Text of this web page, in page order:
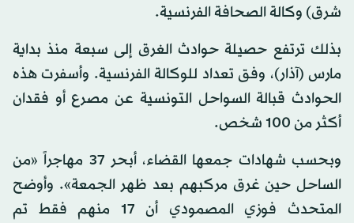
شرق) وكالة الصحافة الفرنسية.
بذلك ترتفع حصيلة حوادث الغرق إلى سبعة منذ بداية
مارس (آذار)، وفق تعداد للوكالة الفرنسية. وأسفرت هذه
الحوادث قبالة السواحل التونسية عن مصرع أو فقدان
أكثر من 100 شخص.
وبحسب شهادات جمعها القضاء، أبحر 37 مهاجراً «من
الساحل حين غرق مركبهم بعد ظهر الجمعة». وأوضح
المتحدث فوزي المصمودي أن 17 منهم فقط تم